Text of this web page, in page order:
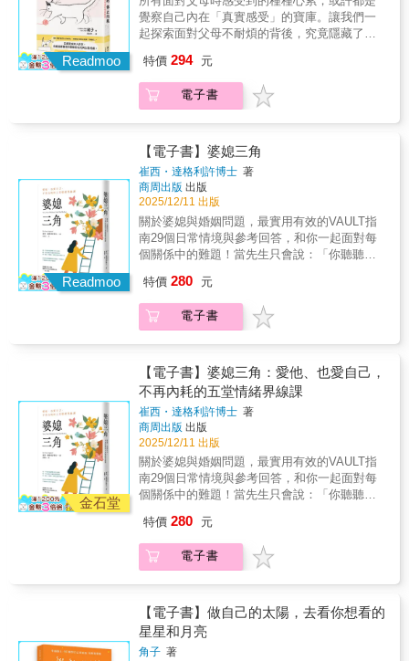
何陪伴孩子成長、面對成績焦慮與情感關
係」，提供實用且溫暖的溝通策略。輯二「父
親的模樣與對我的影響」：由兒子庭旭書寫成
長歷程中的掙扎與蛻變！從迷惘少年到主動學
坦誠描繪父子間的張力與理解，延伸學習與思
考的領悟，細膩呈現身教的力量與情感的轉
化。這不只是一本教養書，而是透過父子兩代
的真誠對話，提煉出「掌握選擇權」與「從容
走自己的路」的生命精神。它提醒父母，唯有
放手，孩子才能勇敢前行；也提醒我們，在繁
忙匆促、講求速成的時代裡，唯有放下焦慮與
糾結，才能察覺沿途風景。在這個飛快而喧囂
的時代，慢下來，正視並傾聽自己內心的選
擇；並以祝福取代對立，幸福便不再是奇蹟。
◎特別撰文推薦這本書，無論從家德的角度出
發，還是從庭旭的眼裡透視，在在都可以看
出，他們父子平日相處模式。雖然人際關係，
永遠沒有絕對的模式，然而，從別人的個案，
我們確實也能勾勒出一些輪廓，一些條則，當
說出，「一起跑步，一起聊天比較有趣，要比
速度，我去學校跟同學跑就好了。」這段話，
我讀了，幾乎淚灑。實在太幸福了，我羨慕家
德兄的美好陪伴，造就的父子關係。——盧建
彰（作家）真正的對話，不是在同一頻道講
話，而是願意在不同頻率中聆聽。當父親願意
說出自己年少的迷惘、說出對兒子的歉疚；當
兒子願意開口說：我需要你、也想被理解——
那一刻，教養的課題就從「我教你」轉為「我
們一起」。——蔡淇華（惠文高中圖書館主
（作家、虎尾科大語言中心教授 ）吳淡如（作
家）李儀婷（薩提爾教養作家）郝旭烈（郝聲
音Podcast主持人）陳志恆（諮商心理師、教養
誌總編輯）劉克襄（作家）謝文憲（企業講
師、職場作家）（按姓氏筆畫排序）
場與「成功」的省思。有別人們對高階主管日
理萬機的奔忙印象，吳家德展現的，是一種從
容且堅毅的人生姿態。在兒子庭旭眼中，父親
並不試圖將他捏塑成理想模樣；遇到衝突時，
能以傾聽取代說教，甚至勇於道歉。「他從來
不強迫我該怎麼走、該成為誰，而是在日常的
對話與陪伴中，讓我提早接觸那些學校不一定
度。」全書分為兩輯：輯一「一位父親的真實
心聲」：由吳家德以父親身分出發，透過自身
經驗談自我管理、人脈經營、理財觀念與情緒
修養，傳遞對兒子的關愛。他不高姿態說教，
而以行動與智慧分享，鼓勵年輕人正向思考、
持續學習，並針對家長常見的教養難題：「如
何陪伴孩子成長、面對成績焦慮與情感關
親的模樣與對我的影響」：由兒子庭旭書寫成
長歷程中的掙扎與蛻變！從迷惘少年到主動學
習者，從台下聆聽者到站上講台的演說者。他
坦誠描繪父子間的張力與理解，延伸學習與思
考的領悟，細膩呈現身教的力量與情感的轉
化。這不只是一本教養書，而是透過父子兩代
的真誠對話，提煉出「掌握選擇權」與「從容
走自己的路」的生命精神。它提醒父母，唯有
放手，孩子才能勇敢前行；也提醒我們，在繁
忙匆促、講求速成的時代裡，唯有放下焦慮與
糾結，才能察覺沿途風景。在這個飛快而喧囂
的時代，慢下來，正視並傾聽自己內心的選
擇；並以祝福取代對立，幸福便不再是奇蹟。
◎特別撰文推薦這本書，無論從家德的角度出
發，還是從庭旭的眼裡透視，在在都可以看
出，他們父子平日相處模式。雖然人際關係，
永遠沒有絕對的模式，然而，從別人的個案，
我們確實也能勾勒出一些輪廓，一些條則，當
說出，「一起跑步，一起聊天比較有趣，要比
速度，我去學校跟同學跑就好了。」這段話，
我讀了，幾乎淚灑。實在太幸福了，我羨慕家
開心門❤14個經典真實案例：分析情境，解決
棘手的關係難題！➤亞蒂已屆適婚年齡，但每
特別是亞蒂一旦感覺金錢上有點不安或失衡，
就會產生強烈的恐懼，導致幾段感情走到最後
都以分手告終。➤居家防疫期間，雪杭和錦潤
也只能在家裡大眼瞪小眼，摩擦也愈來愈多，
力。錦潤想要有更多自己的空間，轉而以照顧
乾女兒為藉口躲避雪杭。➤碧郁和浩穎都已年
過六十，唯一的兒子也已結婚生子，應該可以
準備退休。但這幾年碧郁愈過愈不開心，身體
也跟著出問題，浩穎經常被身心狀態不佳的碧
郁搞得日子不好過。➤秀冉和英實結婚多年，
一直過著兩人生活。英實對秀冉言聽計從，但
這幾年秀冉動不動就對英實大發脾氣，好像他
做了不可原諒的事情，強烈委屈和生氣的情
己？」走出屬於自己的路賴芳玉律師告訴我
們：能推動我們向前的，唯有自己。我們都曾
芳玉律師所說的：「正是在裂縫之中，我們學
會了不將就。」這是一條艱辛的道路，我們在
其中緩慢修補自己、緩緩前行，從社會與他人
手上逐步拾回自己的靈魂，而選擇留在真實裡
律師三十餘年實務經驗的人生積累。★溫暖、
療癒、充滿力量，截然不同的柔韌書寫。★所
有置身親密關係者必讀，絕對不後悔。★三十
歲之前提早擁有不為過，三十歲過後必須擁有
的一本書。★邁入後半人生的中年人盛大共
鳴，讚不絕口，每字每句都講入心底。
Readmoo
覺察自己內在「真實感受」的寶庫。讓我們一
起探索面對父母不耐煩的背後，究竟隱藏了何
找到「屬於自己的人生解答」，關鍵在於是你
必須要「了解自己」。已經是成年人的你，有
權選擇要用什麼樣的方式與父母相處。?為什麼
存在彼此記憶的版本有落差。?雙方都執著於
「對方一定要理解自己」才會吵架。?不必勉強
自己只能有一種情感。
特價 294 元
電子書
Readmoo
【電子書】婆媳三角
崔西・達格利許博士 著
商周出版 出版
2025/12/11 出版
關於婆媳與婚姻問題，最實用有效的VAULT指
南29個日常情境與參考回答，和你一起面對每
個關係中的難題！當先生只會說：「你聽聽就
思」「你想太多了」「我媽一直都是那個樣
子」當婆婆常常說：「帶小孩要聽我的，你老
公就是我這樣養大的耶！」「你們夫妻都只想
康耶！」你該怎麼辦？婆媳問題，肇因於男人
的缺席，他，不知如何協調雙方的夾心餅乾
她，不知怎樣才是適當的關係界線妳，愛他、
尊重她，同時也想好好對待自己如何解決看似
雙邊、實為三角的家庭問題，守住自我，也同
時守住婚姻？崔西・達格利許博士（Dr. Tracy
Dalgleish）自創「VAULT方法」，打造從溝通
價值觀到設定健康界線的五個步驟，更針對29
個最常見的日常情境設定參考回答：Q：當先生
總是替媽媽說話、甚至責怪我時，該怎麼辦？
事情發生時，我的感受是什麼。你能試著站在
我的角度想想嗎？」Q：我應該把婆婆的問題都
告訴先生嗎？「今天你媽媽沒說一聲就過來，
望我們能討論，之後如何處理這種臨時拜
訪。」Q：該怎麼處理公婆待得太久，或比我們
預期的更頻繁聯絡？「我們知道你們希望更常
特價 280 元
電子書
金石堂
【電子書】婆媳三角：愛他、也愛自己，
不再內耗的五堂情緒界線課
崔西・達格利許博士 著
商周出版 出版
2025/12/11 出版
關於婆媳與婚姻問題，最實用有效的VAULT指
南29個日常情境與參考回答，和你一起面對每
個關係中的難題！當先生只會說：「你聽聽就
思」「你想太多了」「我媽一直都是那個樣
子」當婆婆常常說：「帶小孩要聽我的，你老
公就是我這樣養大的耶！」「你們夫妻都只想
康耶！」你該怎麼辦？婆媳問題，肇因於男人
的缺席，他，不知如何協調雙方的夾心餅乾
她，不知怎樣才是適當的關係界線妳，愛他、
特價 280 元
電子書
【電子書】做自己的太陽，去看你想看的
星星和月亮
角子 著